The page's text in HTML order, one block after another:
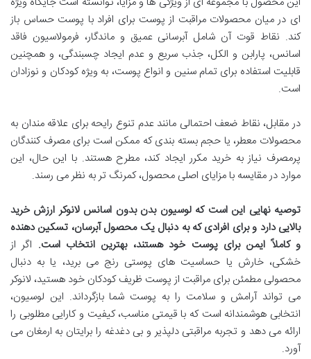
ای در میان محصولات مراقبت از پوست برای افراد با پوست حساس باز
کند. نقاط قوت آن شامل آبرسانی عمیق و ماندگار، فرمولاسیون فاقد
اسانس، پارابن و الکل، جذب سریع و عدم ایجاد چسبندگی، و همچنین
قابلیت استفاده برای تمام سنین و انواع پوست، به ویژه کودکان و نوزادان
است.
در مقابل، نقاط ضعف احتمالی مانند عدم تنوع رایحه برای علاقه مندان به
محصولات معطر، یا حجم بسته بندی که ممکن است برای مصرف کنندگان
پرمصرف نیاز به خرید مکرر ایجاد کند، مطرح هستند. با این حال، این
موارد در مقایسه با مزایای اصلی محصول، کمرنگ تر به نظر می رسند.
توصیه نهایی این است که لوسیون بدن بدون اسانس لانوکر ارزش خرید
بالایی دارد و برای افرادی که به دنبال یک محصول آبرسان، تسکین دهنده
و کاملاً ایمن برای پوست خود هستند، بهترین انتخاب است. اگر از
خشکی، خارش یا حساسیت های پوستی رنج می برید، یا به دنبال
محصولی مطمئن برای مراقبت از پوست ظریف کودکان خود هستید، لانوکر
می تواند آرامش و سلامت را به پوست شما بازگرداند. این لوسیون،
انتخابی هوشمندانه است که با قیمتی مناسب، کیفیت و کارایی مطلوبی را
ارائه می دهد و تجربه مراقبتی دلپذیر و بی دغدغه را برایتان به ارمغان می
آورد.